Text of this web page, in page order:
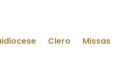
Clero Missas